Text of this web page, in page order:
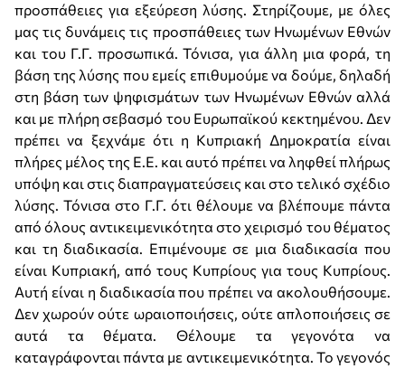
προσπάθειες για εξεύρεση λύσης. Στηρίζουμε, με όλες
μας τις δυνάμεις τις προσπάθειες των Ηνωμένων Εθνών
και του Γ.Γ. προσωπικά. Τόνισα, για άλλη μια φορά, τη
βάση της λύσης που εμείς επιθυμούμε να δούμε, δηλαδή
στη βάση των ψηφισμάτων των Ηνωμένων Εθνών αλλά
και με πλήρη σεβασμό του Ευρωπαϊκού κεκτημένου. Δεν
πρέπει να ξεχνάμε ότι η Κυπριακή Δημοκρατία είναι
πλήρες μέλος της Ε.Ε. και αυτό πρέπει να ληφθεί πλήρως
υπόψη και στις διαπραγματεύσεις και στο τελικό σχέδιο
λύσης. Τόνισα στο Γ.Γ. ότι θέλουμε να βλέπουμε πάντα
από όλους αντικειμενικότητα στο χειρισμό του θέματος
και τη διαδικασία. Επιμένουμε σε μια διαδικασία που
είναι Κυπριακή, από τους Κυπρίους για τους Κυπρίους.
Αυτή είναι η διαδικασία που πρέπει να ακολουθήσουμε.
Δεν χωρούν ούτε ωραιοποιήσεις, ούτε απλοποιήσεις σε
αυτά τα θέματα. Θέλουμε τα γεγονότα να
καταγράφονται πάντα με αντικειμενικότητα. Το γεγονός